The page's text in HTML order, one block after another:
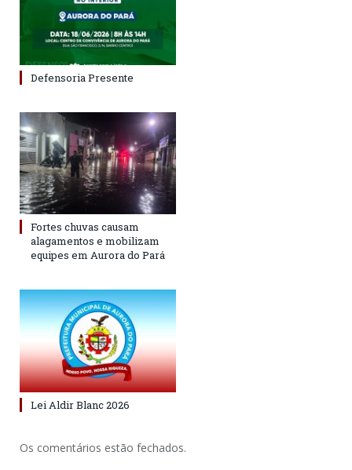
Defensoria Presente
Fortes chuvas causam
alagamentos e mobilizam
equipes em Aurora do Pará
Lei Aldir Blanc 2026
Os comentários estão fechados.